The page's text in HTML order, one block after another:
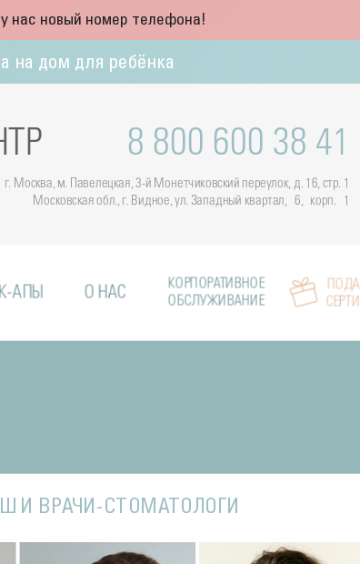
нас новый номер телефона!
на дом для ребёнка
8 800 600 38 41
г. Москва, м. Павелецкая, 3-й Монетчиковский переулок, д. 16, стр. 1
Московская обл., г. Видное, ул. Западный квартал, 6, корп. 1
АПЫ О НАС
КОРПОРАТИВНОЕ
ОБСЛУЖИВАНИЕ
ВРАЧИ-СТОМАТОЛОГИ